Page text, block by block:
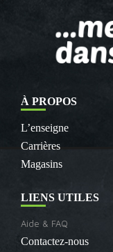
À PROPOS
L’enseigne
Carrières
Magasins
LIENS UTILES
Aide & FAQ
Contactez-nous